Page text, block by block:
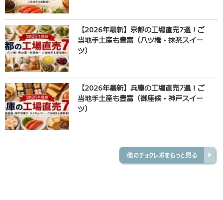
【2026年最新】京都の工場直売7選！ご
当地手土産も豊富（八ツ橋・抹茶スイー
ツ）
【2026年最新】兵庫の工場直売7選！ご
当地手土産も豊富（御座候・神戸スイー
ツ）